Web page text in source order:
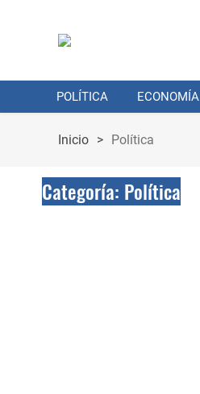
POLÍTICA ECONOMÍA
Inicio > Política
Categoría: Política